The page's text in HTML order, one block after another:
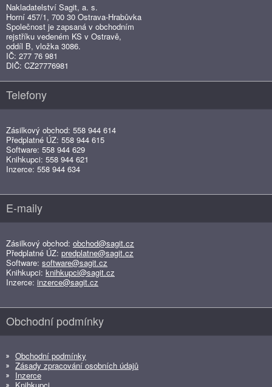
Nakladatelství Sagit, a. s.
Horní 457/1, 700 30 Ostrava-Hrabůvka
Společnost je zapsaná v obchodním
rejstříku vedeném KS v Ostravě,
oddíl B, vložka 3086.
IČ: 277 76 981
DIČ: CZ27776981
Telefony
Zásilkový obchod: 558 944 614
Předplatné ÚZ: 558 944 615
Software: 558 944 629
Knihkupci: 558 944 621
Inzerce: 558 944 634
E-maily
Zásilkový obchod: obchod@sagit.cz
Předplatné ÚZ: predplatne@sagit.cz
Software: software@sagit.cz
Knihkupci: knihkupci@sagit.cz
Inzerce: inzerce@sagit.cz
Obchodní podmínky
Obchodní podmínky
Zásady zpracování osobních údajů
Inzerce